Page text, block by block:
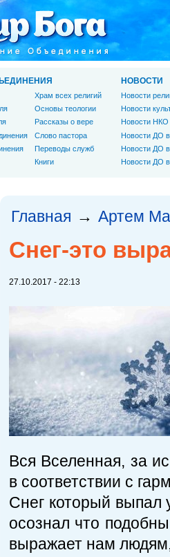
Главная → Артем
Снег-это
27.10.2017 - 22:13
Вся Вселенная, за
в соответствии с
Снег который выпал
осознал что
выражает нам
Храм всех религий
Основы теологии
Рассказы о вере
Слово пастора
Переводы служб
Книги
НОВОСТИ
Новости
Новости
Новости НКО
Новости ДО
Новости ДО
Новости ДО